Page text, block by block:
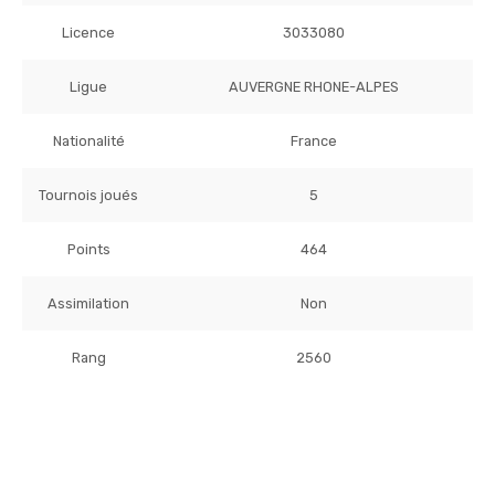
Licence 3033080
Ligue AUVERGNE RHONE-ALPES
Nationalité France
Tournois joués 5
Points 464
Assimilation Non
Rang 2560